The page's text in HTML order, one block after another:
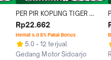
PER PIR KOPLING TIGER
HGP ORIGINAL KCJ
Rp22.662
Hemat s.d 8% Pakai Bonus
5.0
12 terjual
Gedang Motor Sidoarjo